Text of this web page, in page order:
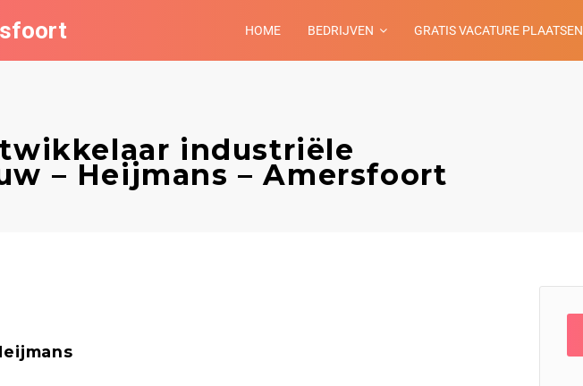
HOME BEDRIJVEN GRATIS VACATURE PLAATSEN
industriële
– Heijmans – Amersfoort